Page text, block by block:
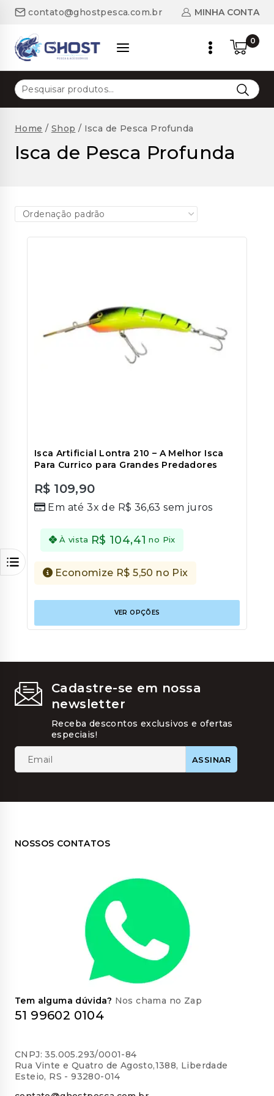
contato@ghostpesca.com.br MINHA CONTA
0
Pesquisar
por:
Home / Shop / Isca de Pesca Profunda
Isca de Pesca Profunda
Isca Artificial Lontra 210 – A Melhor Isca
Para Currico para Grandes Predadores
out
R$ 109,90
Em até 3x de R$ 36,63 sem juros
À vista R$ 104,41 no Pix
Economize R$5,50 no Pix
VER OPÇÕES
tem
As
Cadastre-se em nossa
newsletter
Receba descontos exclusivos e ofertas
especiais!
NOSSOS CONTATOS
Tem alguma dúvida? Nos chama no Zap
51 99602 0104
CNPJ: 35.005.293/0001-84
Rua Vinte e Quatro de Agosto,1388, Liberdade
Esteio, RS - 93280-014